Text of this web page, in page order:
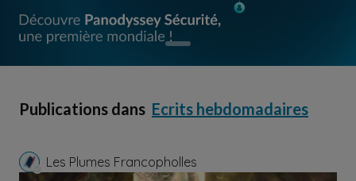
Publications dans Ecrits hebdomadaires
Les Plumes Francopholles